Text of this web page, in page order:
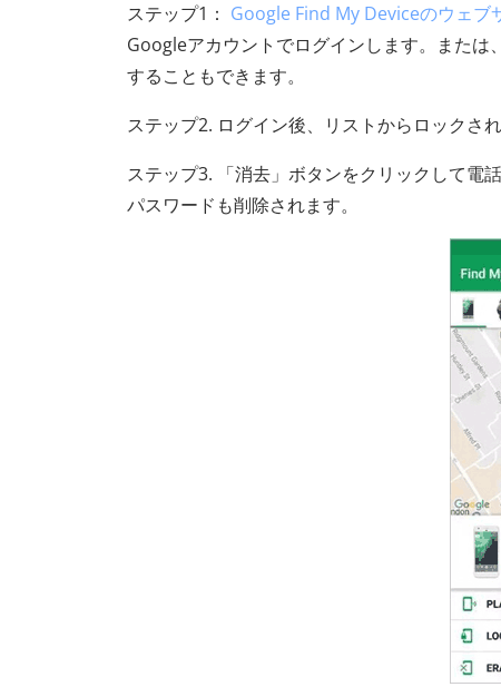
ステップ1： Google Find My Deviceのウェブ
Googleアカウントでログインします。また
することもできます。
ステップ2. ログイン後、リストからロックさ
ステップ3. 「消去」ボタンをクリックして電
パスワードも削除されます。